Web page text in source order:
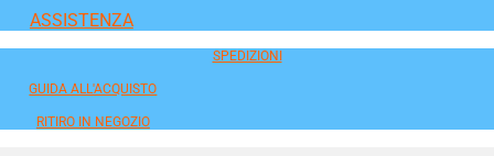
ASSISTENZA
SPEDIZIONI
GUIDA ALL'ACQUISTO
RITIRO IN NEGOZIO